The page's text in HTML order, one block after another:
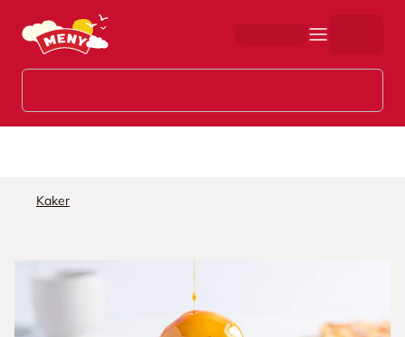
Hopp til hovedinnhold
Kaker